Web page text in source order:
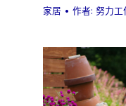
家居 • 作者:努力工